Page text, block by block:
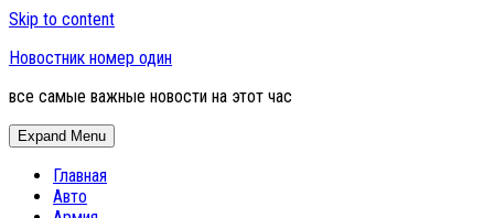
Skip to content
Новостник номер один
все самые важные новости на этот час
Expand Menu
Главная
Авто